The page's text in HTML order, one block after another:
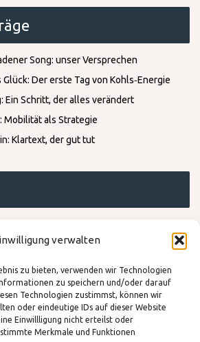
verwalten
zu bieten, verwenden wir Technologien
zu speichern und/oder darauf
Technologien zustimmst, können wir
oder eindeutige IDs auf dieser Website
Einwillligung nicht erteilst oder
Merkmale und Funktionen
Song: unser Versprechen
Glück: Der erste Tag von Kohls‑Energie
Ein Schritt, der alles verändert
Mobilität als Strategie
Klartext, der gut tut